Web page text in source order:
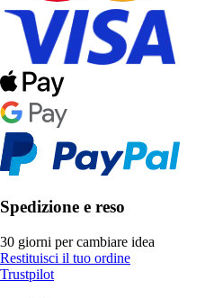
Spedizione e reso
30 giorni per cambiare idea
Restituisci il tuo ordine
Trustpilot